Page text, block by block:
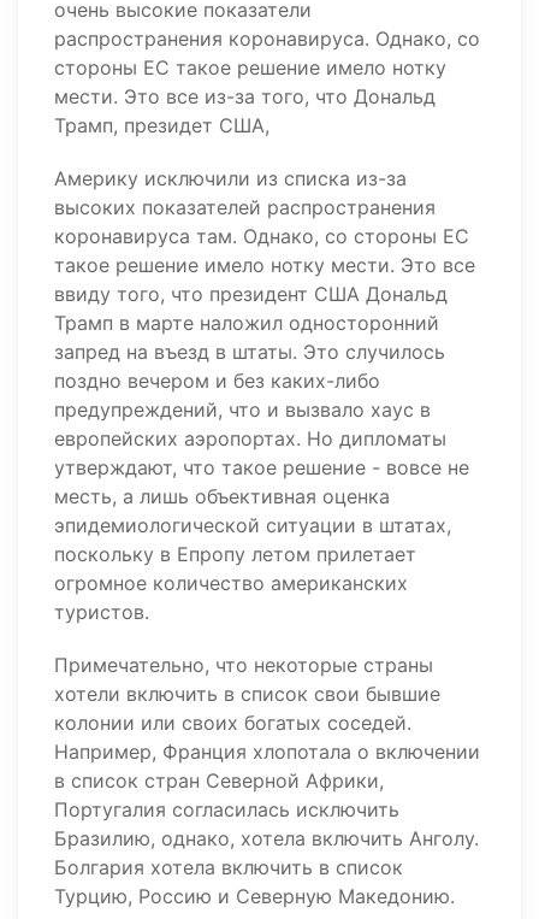
очень высокие показатели
распространения коронавируса. Однако, со
стороны ЕС такое решение имело нотку
мести. Это все из-за того, что Дональд
Трамп, президет США,
Америку исключили из списка из-за
высоких показателей распространения
коронавируса там. Однако, со стороны ЕС
такое решение имело нотку мести. Это все
ввиду того, что президент США Дональд
Трамп в марте наложил односторонний
запред на въезд в штаты. Это случилось
поздно вечером и без каких-либо
предупреждений, что и вызвало хаус в
европейских аэропортах. Но дипломаты
утверждают, что такое решение - вовсе не
месть, а лишь объективная оценка
эпидемиологической ситуации в штатах,
поскольку в Епропу летом прилетает
огромное количество американских
туристов.
Примечательно, что некоторые страны
хотели включить в список свои бывшие
колонии или своих богатых соседей.
Например, Франция хлопотала о включении
в список стран Северной Африки,
Португалия согласилась исключить
Бразилию, однако, хотела включить Анголу.
Болгария хотела включить в список
Турцию, Россию и Северную Македонию.